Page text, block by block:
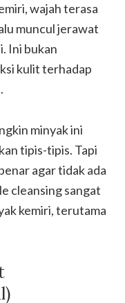
wajah terasa
muncul jerawat
Ini bukan
kulit terhadap
minyak ini
tipis-tipis. Tapi
agar tidak ada
cleansing sangat
kemiri, terutama